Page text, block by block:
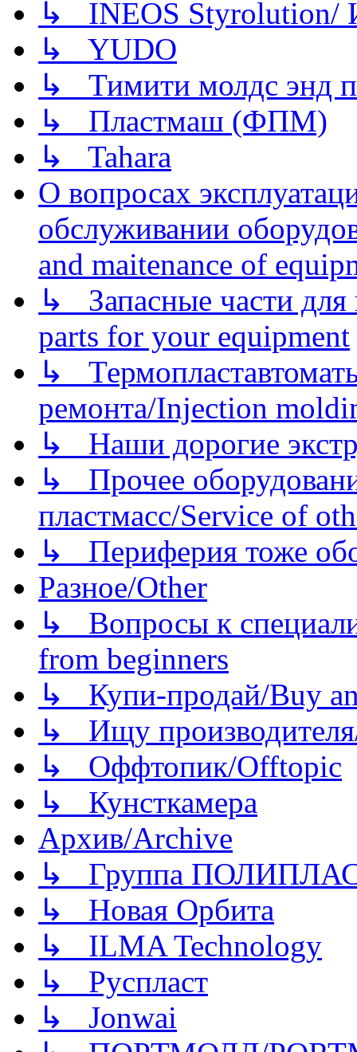
↳ INEOS
↳ YUDO
↳ Тимити молдс энд
↳ Пластмаш (ФПМ)
↳ Tahara
О вопросах
обслуживании
and maitenance of
↳ Запасные части для
parts for your equipment
↳
ремонта/Injection
↳ Наши дорогие
↳ Прочее
пластмасс/Service of
↳ Периферия тоже
Разное/Other
↳ Вопросы к
from beginners
↳ Купи-продай/Buy
↳ Ищу
↳ Оффтопик/Offtopic
↳ Кунсткамера
Архив/Archive
↳ Группа
↳ Новая Орбита
↳ ILMA Technology
↳ Руспласт
↳ Jonwai